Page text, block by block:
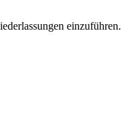
einzuführen.